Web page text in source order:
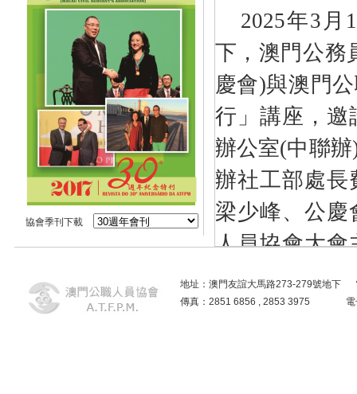
協會季刊下載
2025年3 月 1
下，澳門公務
慶會)與澳門
行」講座，邀
辦公室(中聯辦
辦社工部處長
梁少峰、公慶
人員協會大會
出席是次講座
主講嘉賓
地址：澳門友誼大馬路273-279號地下
傳真：2851 6856 , 2853 3975 電